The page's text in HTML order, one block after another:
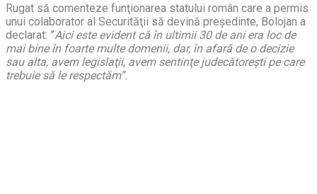
Rugat să comenteze funţionarea statului român care a permis
unui colaborator al Securităţii să devină preşedinte, Bolojan a
declarat: ”Aici este evident că în ultimii 30 de ani era loc de
mai bine în foarte multe domenii, dar, în afară de o decizie
sau alta, avem legislaţii, avem sentinţe judecătoreşti pe care
trebuie să le respectăm”.